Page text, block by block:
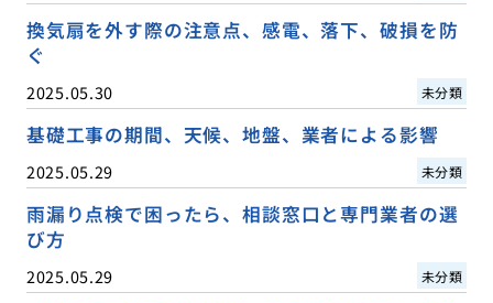
換気扇を外す際の注意点、感電、落下、破損を防
ぐ
2025.05.30 未分類
基礎工事の期間、天候、地盤、業者による影響
2025.05.29 未分類
雨漏り点検で困ったら、相談窓口と専門業者の選
び方
2025.05.29 未分類